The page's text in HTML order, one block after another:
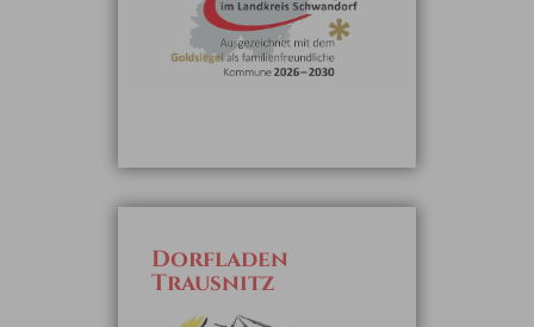
Dorfladen
Trausnitz